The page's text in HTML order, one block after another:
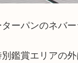
ターパンのネバ
鑑賞エリアの